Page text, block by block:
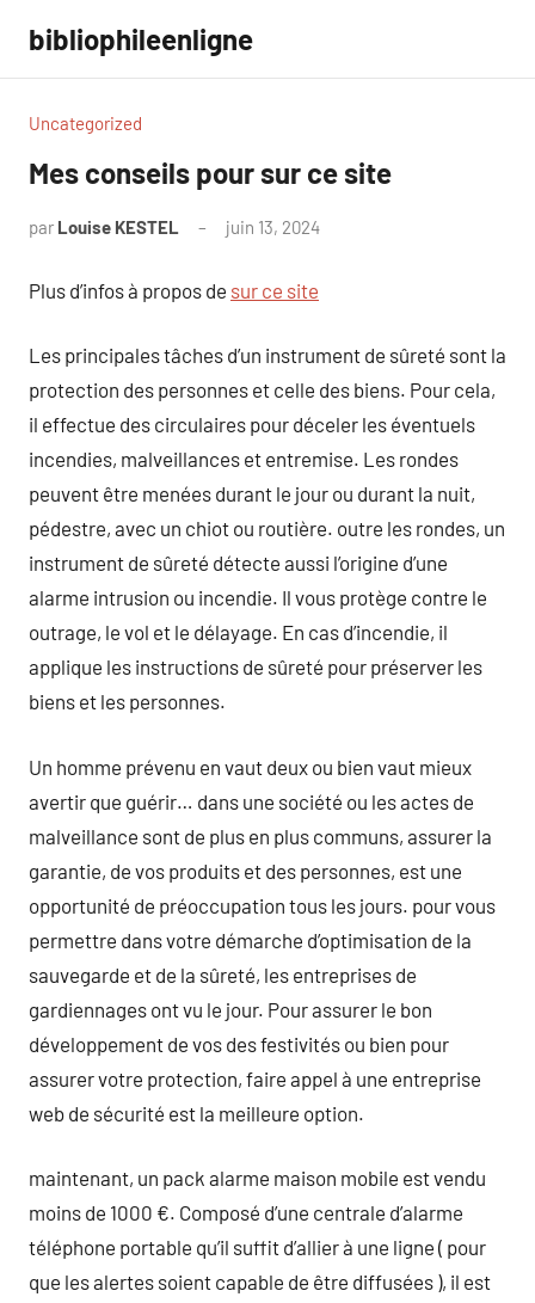
contenu
bibliophileenligne
Uncategorized
Mes conseils pour sur ce site
par Louise KESTEL juin 13, 2024
Plus d’infos à propos de sur ce site
Les principales tâches d’un instrument de sûreté sont la
protection des personnes et celle des biens. Pour cela,
il effectue des circulaires pour déceler les éventuels
incendies, malveillances et entremise. Les rondes
peuvent être menées durant le jour ou durant la nuit,
pédestre, avec un chiot ou routière. outre les rondes, un
instrument de sûreté détecte aussi l’origine d’une
alarme intrusion ou incendie. Il vous protège contre le
outrage, le vol et le délayage. En cas d’incendie, il
applique les instructions de sûreté pour préserver les
biens et les personnes.
Un homme prévenu en vaut deux ou bien vaut mieux
avertir que guérir… dans une société ou les actes de
malveillance sont de plus en plus communs, assurer la
garantie, de vos produits et des personnes, est une
opportunité de préoccupation tous les jours. pour vous
permettre dans votre démarche d’optimisation de la
sauvegarde et de la sûreté, les entreprises de
gardiennages ont vu le jour. Pour assurer le bon
développement de vos des festivités ou bien pour
assurer votre protection, faire appel à une entreprise
web de sécurité est la meilleure option.
maintenant, un pack alarme maison mobile est vendu
moins de 1000 €. Composé d’une centrale d’alarme
téléphone portable qu’il suffit d’allier à une ligne ( pour
que les alertes soient capable de être diffusées ), il est